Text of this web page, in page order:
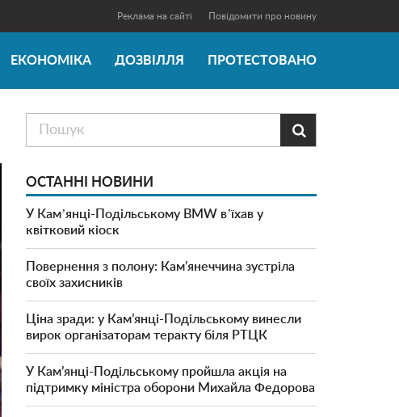
Реклама на сайті Повідомити про новину
ЕКОНОМІКА ДОЗВІЛЛЯ ПРОТЕСТОВАНО

ОСТАННІ НОВИНИ
У Камʼянці-Подільському BMW вʼїхав у
квітковий кіоск
Повернення з полону: Кам’янеччина зустріла
своїх захисників
Ціна зради: у Кам’янці-Подільському винесли
вирок організаторам теракту біля РТЦК
У Кам’янці-Подільському пройшла акція на
підтримку міністра оборони Михайла Федорова